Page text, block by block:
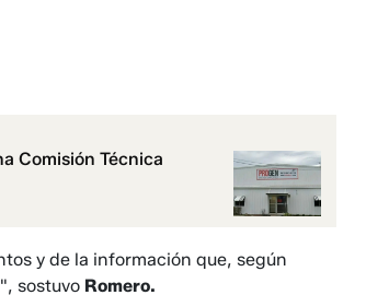
Comisión Técnica
y de la información que, según
sostuvo Romero.